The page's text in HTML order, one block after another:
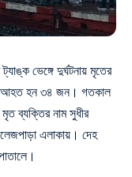
ভেঙ্গে দুর্ঘটনায় মৃতের
আহত হন ৩৪ জন। গতকাল
ব্যক্তির নাম সুধীর
এলাকায়। দেহ